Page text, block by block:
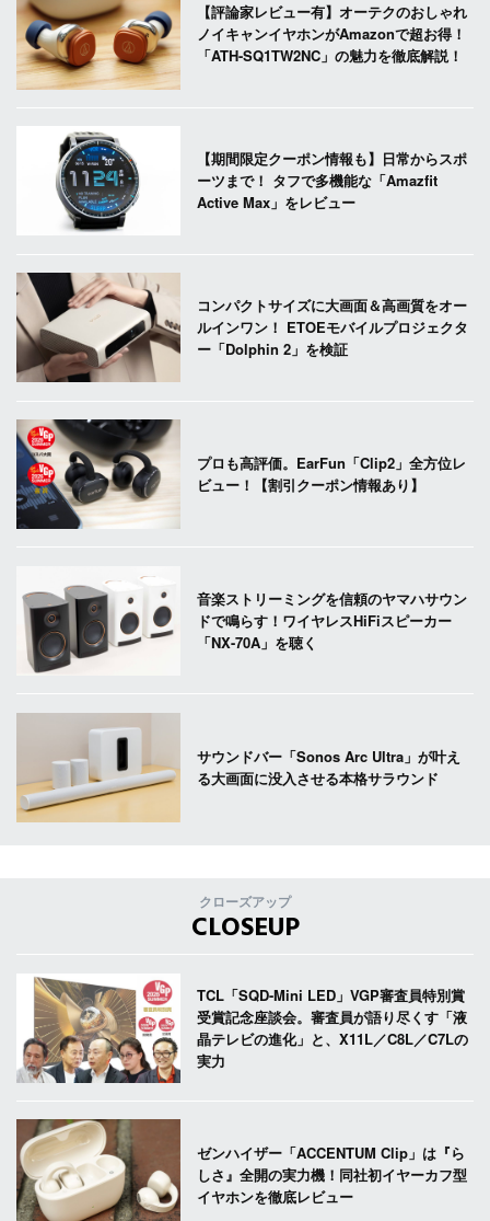
【評論家レビュー有】オーテクのおしゃれ
ノイキャンイヤホンがAmazonで超お得！
「ATH-SQ1TW2NC」の魅力を徹底解説！
【期間限定クーポン情報も】日常からスポ
ーツまで！ タフで多機能な「Amazfit
Active Max」をレビュー
コンパクトサイズに大画面＆高画質をオー
ルインワン！ ETOEモバイルプロジェクタ
ー「Dolphin 2」を検証
プロも高評価。EarFun「Clip2」全方位レ
ビュー！【割引クーポン情報あり】
音楽ストリーミングを信頼のヤマハサウン
ドで鳴らす！ワイヤレスHiFiスピーカー
「NX-70A」を聴く
サウンドバー「Sonos Arc Ultra」が叶え
る大画面に没入させる本格サラウンド
クローズアップ
CLOSEUP
TCL「SQD-Mini LED」VGP審査員特別賞
受賞記念座談会。審査員が語り尽くす「液
晶テレビの進化」と、X11L／C8L／C7Lの
実力
ゼンハイザー「ACCENTUM Clip」は『ら
しさ』全開の実力機！同社初イヤーカフ型
イヤホンを徹底レビュー